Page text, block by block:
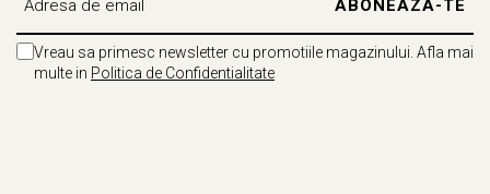
Vreau sa primesc newsletter cu promotiile magazinului. Afla mai
multe in Politica de Confidentialitate